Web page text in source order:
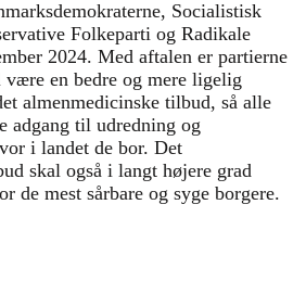
Socialistisk
Folkeparti og Radikale
2024. Med aftalen er partierne
være en bedre og mere ligelig
almenmedicinske tilbud, så alle
adgang til udredning og
i landet de bor. Det
skal også i langt højere grad
de mest sårbare og syge borgere.